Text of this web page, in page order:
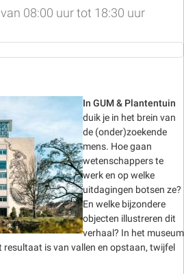
08:00 uur tot 18:30 uur
In GUM & Plantentuin
duik je in het brein van
de (onder)zoekende
mens. Hoe gaan
wetenschappers te
werk en op welke
uitdagingen botsen ze?
En welke bijzondere
objecten illustreren dit
verhaal? In het museum
is van vallen en opstaan, twijfel